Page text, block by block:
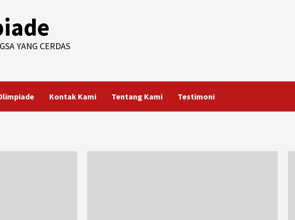
YANG CERDAS
Kontak Kami Tentang Kami Testimoni